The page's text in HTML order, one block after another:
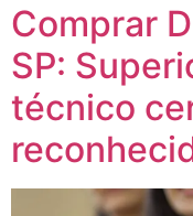
Comprar
SP:
técnico